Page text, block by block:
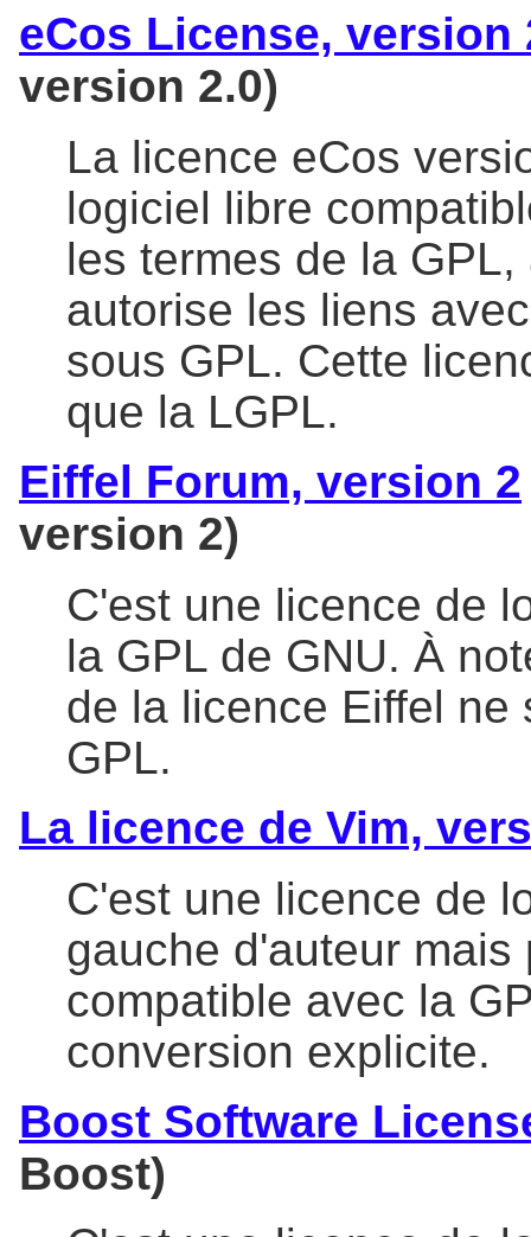
eCos License, version
version 2.0)
La licence eCos
logiciel libre
les termes de la
autorise les liens
sous GPL. Cette
que la LGPL.
Eiffel Forum, version 2
version 2)
C'est une licence de
la GPL de GNU. À
de la licence Eiffel ne
GPL.
La licence de Vim,
C'est une licence de
gauche d'auteur
compatible avec la
conversion explicite.
Boost Software
Boost)